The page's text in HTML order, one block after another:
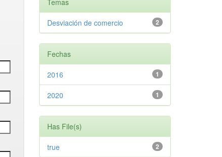
Temas
2
Desviación de comercio
Fechas
1
2016
1
2020
Has File(s)
2
true